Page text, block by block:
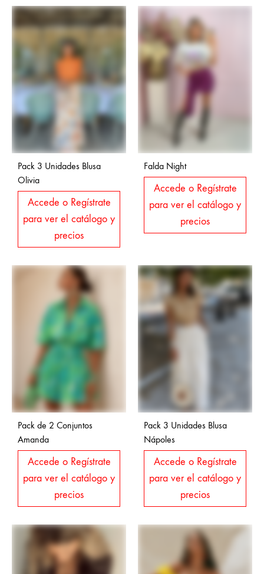
Pack 3 Unidades Blusa
Olivia
Accede o Regístrate
para ver el catálogo y
precios
Falda Night
Accede o Regístrate
para ver el catálogo y
precios
Pack de 2 Conjuntos
Amanda
Accede o Regístrate
para ver el catálogo y
precios
Pack 3 Unidades Blusa
Nápoles
Accede o Regístrate
para ver el catálogo y
precios